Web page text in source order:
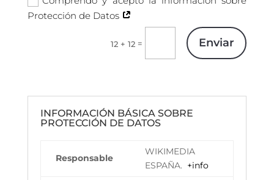
Protección de Datos
12 + 12 = Enviar
INFORMACIÓN BÁSICA SOBRE
PROTECCIÓN DE DATOS
Responsable
WIKIMEDIA
ESPAÑA. +info